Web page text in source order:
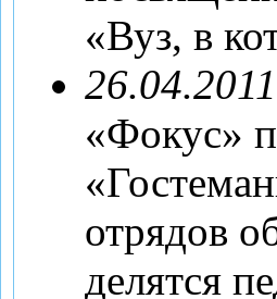
«Вуз, в
«Фокус»
отрядов
делятся